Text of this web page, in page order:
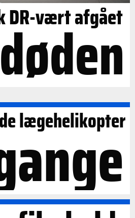
DR-vært afgået
lægehelikopter